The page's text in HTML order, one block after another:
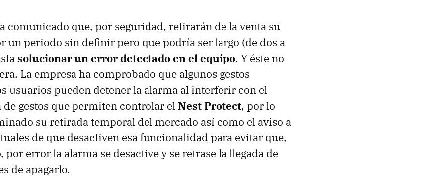
comunicado que, por seguridad, retirarán de la venta su
un periodo sin definir pero que podría ser largo (de dos a
solucionar un error detectado en el equipo. Y éste no
La empresa ha comprobado que algunos gestos
usuarios pueden detener la alarma al interferir con el
gestos que permiten controlar elNest Protect, por lo
su retirada temporal del mercado así como el aviso a
de que desactiven esa funcionalidad para evitar que,
por error la alarma se desactive y se retrase la llegada de
de apagarlo.